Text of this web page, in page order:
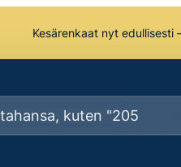
Kesärenkaat nyt edullisesti